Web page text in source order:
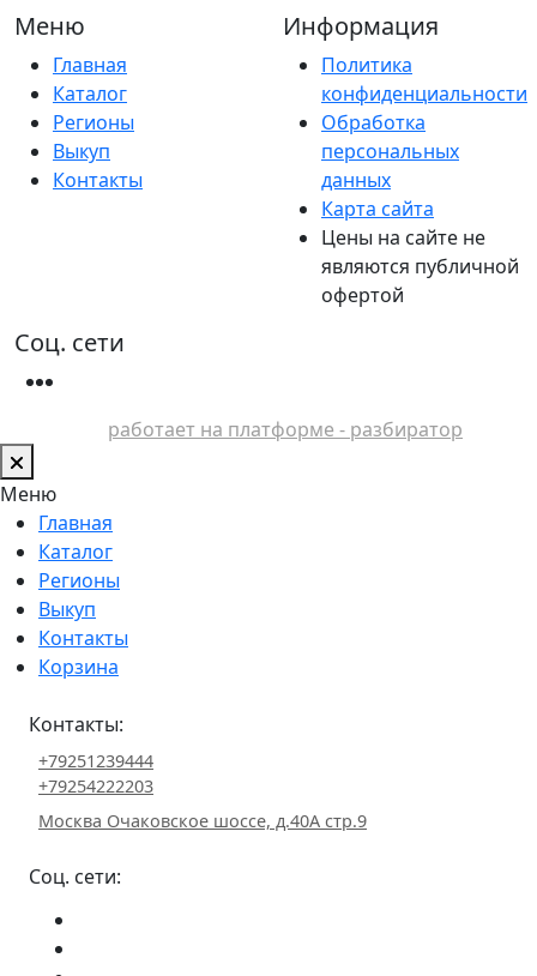
Меню
Главная
Каталог
Регионы
Выкуп
Контакты
Информация
Политика
конфиденциальности
Обработка
персональных
данных
Карта сайта
Цены на сайте не
являются публичной
офертой
Соц. сети
работает на платформе - разбиратор
Меню
Главная
Каталог
Регионы
Выкуп
Контакты
Корзина
Контакты:
+79251239444
+79254222203
Москва Очаковское шоссе, д.40А стр.9
Соц. сети: